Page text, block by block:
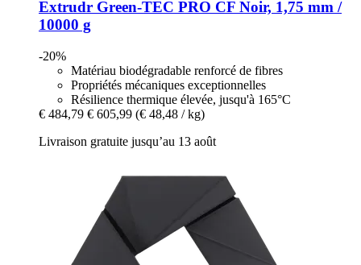
Extrudr Green-​TEC PRO CF Noir, 1,75 mm /
10000 g
-20%
Matériau biodégradable renforcé de fibres
Propriétés mécaniques exceptionnelles
Résilience thermique élevée, jusqu'à 165°C
€ 484,79 € 605,99 (€ 48,48 / kg)
Livraison gratuite jusqu’au 13 août